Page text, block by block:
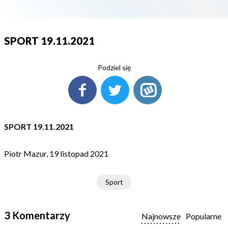
SPORT 19.11.2021
Podziel się
SPORT 19.11.2021
Piotr Mazur, 19 listopad 2021
Sport
3 Komentarzy Popularne
Najnowsze